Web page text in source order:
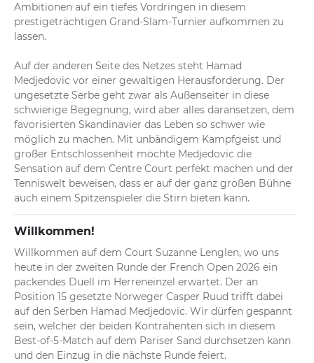
Ambitionen auf ein tiefes Vordringen in diesem
prestigeträchtigen Grand-Slam-Turnier aufkommen zu
lassen.
Auf der anderen Seite des Netzes steht Hamad
Medjedovic vor einer gewaltigen Herausforderung. Der
ungesetzte Serbe geht zwar als Außenseiter in diese
schwierige Begegnung, wird aber alles daransetzen, dem
favorisierten Skandinavier das Leben so schwer wie
möglich zu machen. Mit unbändigem Kampfgeist und
großer Entschlossenheit möchte Medjedovic die
Sensation auf dem Centre Court perfekt machen und der
Tenniswelt beweisen, dass er auf der ganz großen Bühne
auch einem Spitzenspieler die Stirn bieten kann.
Willkommen!
Willkommen auf dem Court Suzanne Lenglen, wo uns
heute in der zweiten Runde der French Open 2026 ein
packendes Duell im Herreneinzel erwartet. Der an
Position 15 gesetzte Norweger Casper Ruud trifft dabei
auf den Serben Hamad Medjedovic. Wir dürfen gespannt
sein, welcher der beiden Kontrahenten sich in diesem
Best-of-5-Match auf dem Pariser Sand durchsetzen kann
und den Einzug in die nächste Runde feiert.